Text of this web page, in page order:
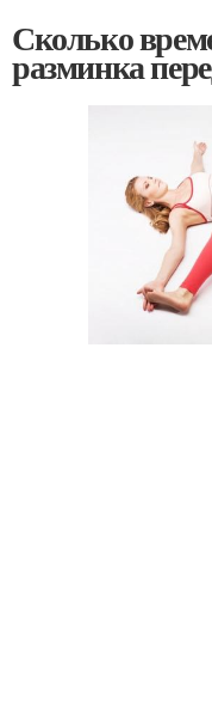
Сколько
разминка